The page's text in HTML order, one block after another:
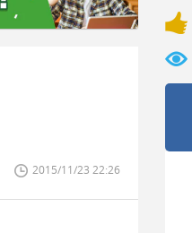
2015/11/23 22:26